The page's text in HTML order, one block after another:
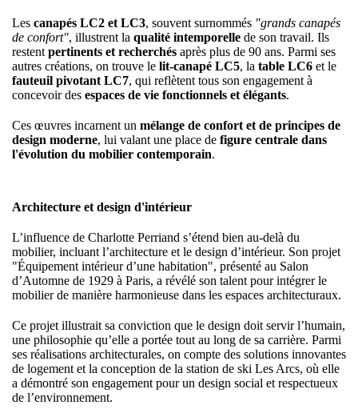
Les canapés LC2 et LC3, souvent surnommés "grands canapés
de confort", illustrent la qualité intemporelle de son travail. Ils
restent pertinents et recherchés après plus de 90 ans. Parmi ses
autres créations, on trouve le lit-canapé LC5, la table LC6 et le
fauteuil pivotant LC7, qui reflètent tous son engagement à
concevoir des espaces de vie fonctionnels et élégants.
Ces œuvres incarnent un mélange de confort et de principes de
design moderne, lui valant une place de figure centrale dans
l'évolution du mobilier contemporain.
Architecture et design d'intérieur
L’influence de Charlotte Perriand s’étend bien au-delà du
mobilier, incluant l’architecture et le design d’intérieur. Son projet
"Équipement intérieur d’une habitation", présenté au Salon
d’Automne de 1929 à Paris, a révélé son talent pour intégrer le
mobilier de manière harmonieuse dans les espaces architecturaux.
Ce projet illustrait sa conviction que le design doit servir l’humain,
une philosophie qu’elle a portée tout au long de sa carrière. Parmi
ses réalisations architecturales, on compte des solutions innovantes
de logement et la conception de la station de ski Les Arcs, où elle
a démontré son engagement pour un design social et respectueux
de l’environnement.